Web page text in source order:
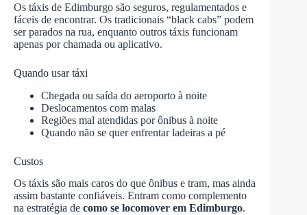
Os táxis de Edimburgo são seguros, regulamentados e
fáceis de encontrar. Os tradicionais “black cabs” podem
ser parados na rua, enquanto outros táxis funcionam
apenas por chamada ou aplicativo.
Quando usar táxi
Chegada ou saída do aeroporto à noite
Deslocamentos com malas
Regiões mal atendidas por ônibus à noite
Quando não se quer enfrentar ladeiras a pé
Custos
Os táxis são mais caros do que ônibus e tram, mas ainda
assim bastante confiáveis. Entram como complemento
na estratégia de como se locomover em Edimburgo.